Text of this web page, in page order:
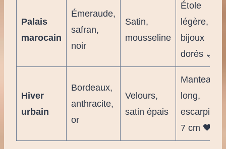
Palais
marocain
Émeraude,
safran,
noir
Satin,
mousseline
Étole
légère,
bijoux
dorés 🌙
Hiver
urbain
Bordeaux,
anthracite,
or
Velours,
satin épais
Manteau
long,
escarpins
7 cm 🖤